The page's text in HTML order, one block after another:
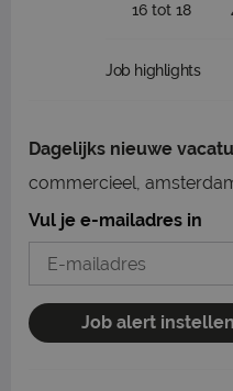
16 tot 18
Job highlights
Dagelijks nieuwe
commercieel,
Vul je e-mailadres in
Job alert instellen